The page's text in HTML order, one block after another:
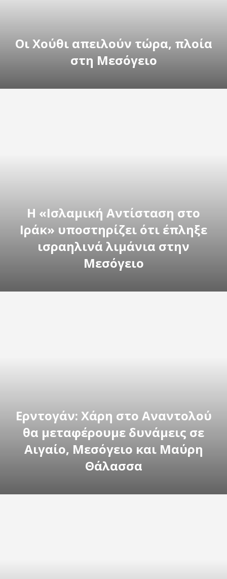
Οι Χούθι απειλούν τώρα, πλοία
στη Μεσόγειο
Η «Ισλαμική Αντίσταση στο
Ιράκ» υποστηρίζει ότι έπληξε
ισραηλινά λιμάνια στην
Μεσόγειο
Ερντογάν: Χάρη στο Αναντολού
θα μεταφέρουμε δυνάμεις σε
Αιγαίο, Μεσόγειο και Μαύρη
Θάλασσα